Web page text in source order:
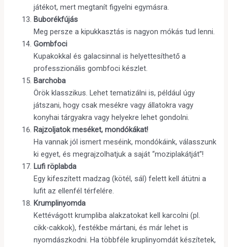
játékot, mert megtanít figyelni egymásra.
Buborékfújás
Meg persze a kipukkasztás is nagyon mókás tud lenni.
Gombfoci
Kupakokkal és galacsinnal is helyettesíthető a
professzionális gombfoci készlet.
Barchoba
Örök klasszikus. Lehet tematizálni is, például úgy
játszani, hogy csak mesékre vagy állatokra vagy
konyhai tárgyakra vagy helyekre lehet gondolni.
Rajzoljatok meséket, mondókákat!
Ha vannak jól ismert meséink, mondókáink, válasszunk
ki egyet, és megrajzolhatjuk a saját “moziplakátját”!
Lufi röplabda
Egy kifeszített madzag (kötél, sál) felett kell átütni a
lufit az ellenfél térfelére.
Krumplinyomda
Kettévágott krumpliba alakzatokat kell karcolni (pl.
cikk-cakkok), festékbe mártani, és már lehet is
nyomdászkodni. Ha többféle kruplinyomdát készítetek,